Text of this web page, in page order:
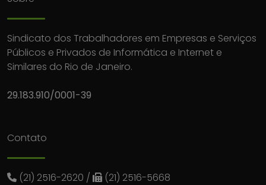
Sindicato dos Trabalhadores em Empresas e Serviços
Públicos e Privados de Informática e Internet e
Similares do Rio de Janeiro.
29.183.910/0001-39
Contato
(21) 2516-2620 / (21) 2516-5668